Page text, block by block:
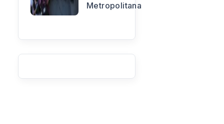
Metropolitana